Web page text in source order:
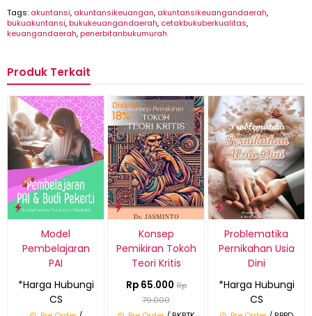
Tags: akuntansi, akuntansikeuangan, akuntansikeuangandaerah,
bukuakuntansi,bukukeuangandaerah, cetakbukuberkualitas,
keuangandaerah,penerbitanbukumurah
Produk Terkait
Model
Pembelajaran
PAI
*Harga Hubungi
CS
Diskon
18%
Konsep
Pemikiran Tokoh
Teori Kritis
Rp 65.000 Rp
79.000
Problematika
Pernikahan Usia
Dini
*Harga Hubungi
CS